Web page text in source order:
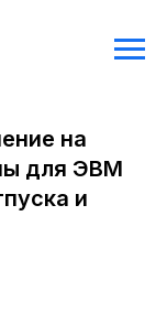
на
для ЭВМ
и